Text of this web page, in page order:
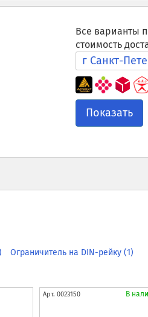
Все варианты
стоимость
г Санкт-
Показать
Ограничитель на DIN-рейку (1)
Арт. 0023150 В